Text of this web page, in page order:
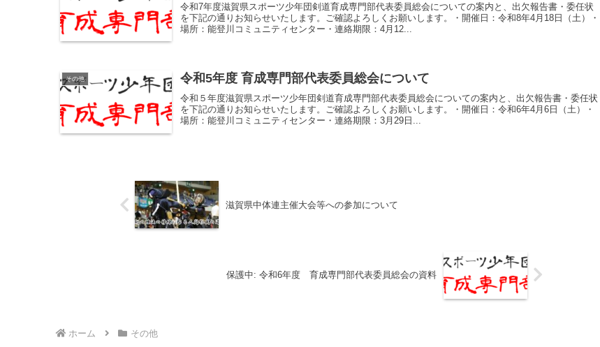
令和7年度滋賀県スポーツ少年団剣道育成専門部代表委員総会についての案内と、出欠報告書・委任状
を下記の通りお知らせいたします。ご確認よろしくお願いします。・開催日：令和8年4月18日（土）・
場所：能登川コミュニティセンター・連絡期限：4月12...
その他 令和5年度 育成専門部代表委員総会について
令和５年度滋賀県スポーツ少年団剣道育成専門部代表委員総会についての案内と、出欠報告書・委任状
を下記の通りお知らせいたします。ご確認よろしくお願いします。・開催日：令和6年4月6日（土）・
場所：能登川コミュニティセンター・連絡期限：3月29日...
滋賀県中体連主催大会等への参加について
保護中: 令和6年度 育成専門部代表委員総会の資料
ホーム その他